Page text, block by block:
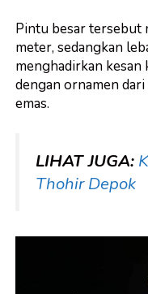
Pintu besar tersebut
meter, sedangkan
menghadirkan
dengan ornamen
emas.
LIHAT JUGA:
Thohir Depok